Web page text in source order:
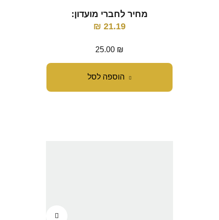
הוספה לסל
מחיר לחברי מועדון:
21.19
₪
25.00 ₪